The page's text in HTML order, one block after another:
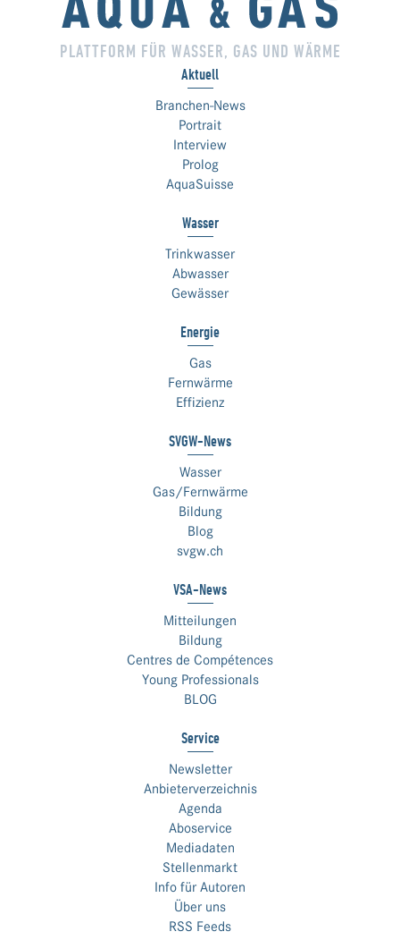
PLATTFORM FÜR WASSER, GAS UND WÄRME
Aktuell
Branchen-News
Portrait
Interview
Prolog
AquaSuisse
Wasser
Trinkwasser
Abwasser
Gewässer
Energie
Gas
Fernwärme
Effizienz
SVGW-News
Wasser
Gas/Fernwärme
Bildung
Blog
svgw.ch
VSA-News
Mitteilungen
Bildung
Centres de Compétences
Young Professionals
BLOG
Service
Newsletter
Anbieterverzeichnis
Agenda
Aboservice
Mediadaten
Stellenmarkt
Info für Autoren
Über uns
RSS Feeds